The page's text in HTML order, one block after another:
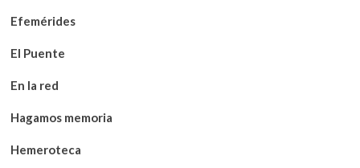
Efemérides
El Puente
En la red
Hagamos memoria
Hemeroteca